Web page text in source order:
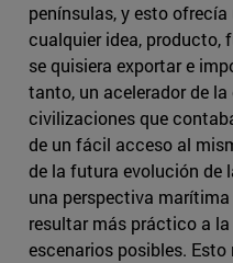
penínsulas, y esto
cualquier idea, producto,
se quisiera exportar e
tanto, un acelerador de
civilizaciones que
de un fácil acceso al
de la futura evolución de
una perspectiva
resultar más práctico a
escenarios posibles.